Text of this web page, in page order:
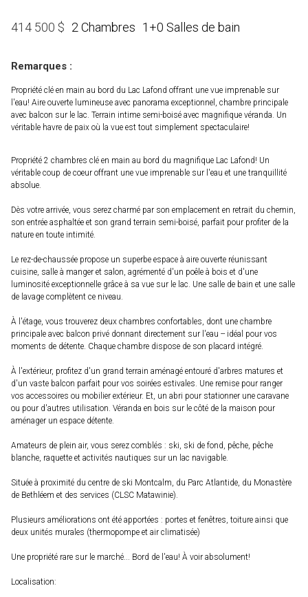
414 500 $ 2 Chambres 1+0 Salles de bain
Remarques :
Propriété clé en main au bord du Lac Lafond offrant une vue imprenable sur
l'eau! Aire ouverte lumineuse avec panorama exceptionnel, chambre principale
avec balcon sur le lac. Terrain intime semi-boisé avec magnifique véranda. Un
véritable havre de paix où la vue est tout simplement spectaculaire!
Propriété 2 chambres clé en main au bord du magnifique Lac Lafond! Un
véritable coup de coeur offrant une vue imprenable sur l'eau et une tranquillité
absolue.
Dès votre arrivée, vous serez charmé par son emplacement en retrait du chemin,
son entrée asphaltée et son grand terrain semi-boisé, parfait pour profiter de la
nature en toute intimité.
Le rez-de-chaussée propose un superbe espace à aire ouverte réunissant
cuisine, salle à manger et salon, agrémenté d'un poêle à bois et d'une
luminosité exceptionnelle grâce à sa vue sur le lac. Une salle de bain et une salle
de lavage complètent ce niveau.
À l'étage, vous trouverez deux chambres confortables, dont une chambre
principale avec balcon privé donnant directement sur l'eau -- idéal pour vos
moments de détente. Chaque chambre dispose de son placard intégré.
À l'extérieur, profitez d'un grand terrain aménagé entouré d'arbres matures et
d'un vaste balcon parfait pour vos soirées estivales. Une remise pour ranger
vos accessoires ou mobilier extérieur. Et, un abri pour stationner une caravane
ou pour d'autres utilisation. Véranda en bois sur le côté de la maison pour
aménager un espace détente.
Amateurs de plein air, vous serez comblés : ski, ski de fond, pêche, pêche
blanche, raquette et activités nautiques sur un lac navigable.
Située à proximité du centre de ski Montcalm, du Parc Atlantide, du Monastère
de Bethléem et des services (CLSC Matawinie).
Plusieurs améliorations ont été apportées : portes et fenêtres, toiture ainsi que
deux unités murales (thermopompe et air climatisée)
Une propriété rare sur le marché... Bord de l'eau! À voir absolument!
Localisation: